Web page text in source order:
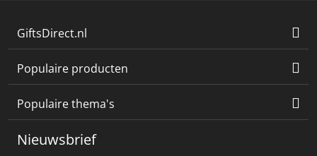
GiftsDirect.nl
Populaire producten
Populaire thema's
Nieuwsbrief